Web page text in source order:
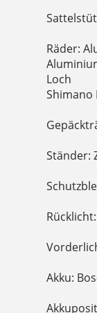
Räder:
Loch
Shimano
Ständer:
Akku: